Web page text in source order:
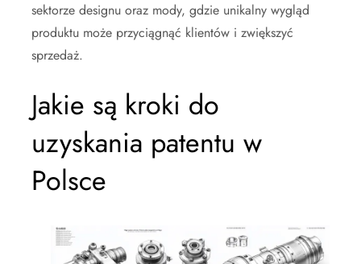
sektorze designu oraz mody, gdzie unikalny wygląd
produktu może przyciągnąć klientów i zwiększyć
sprzedaż.
Jakie są kroki do
uzyskania patentu w
Polsce